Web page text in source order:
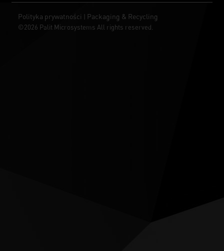
ARGB SYNC
Gdzie kupić?
Polityka prywatności | Packaging & Recycling
©2026 Palit Microsystems All rights reserved.